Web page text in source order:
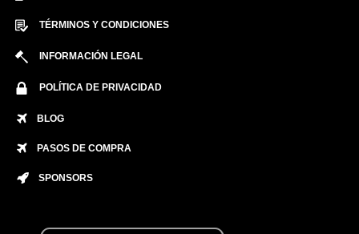
TÉRMINOS Y CONDICIONES
INFORMACIÓN LEGAL
POLÍTICA DE PRIVACIDAD
BLOG
PASOS DE COMPRA
SPONSORS